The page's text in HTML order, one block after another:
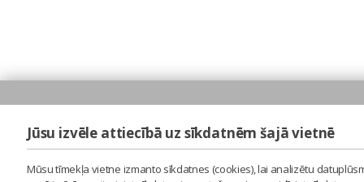
Jūsu izvēle attiecībā uz sīkdatnēm šajā vietnē
Mūsu tīmekļa vietne izmanto sīkdatnes (cookies), lai analizētu